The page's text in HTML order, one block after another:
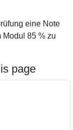
eine Note
Modul 85 % zu
page